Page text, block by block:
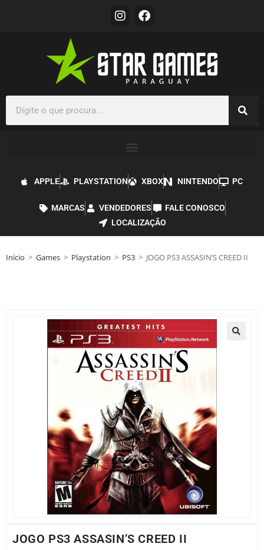
APPLE PLAYSTATION XBOX NINTENDO PC
MARCAS VENDEDORES
FALE CONOSCO
LOCALIZAÇÃO
Início > Games > Playstation > PS3 > JOGO PS3 ASSASIN’S CREED II
JOGO PS3 ASSASIN’S CREED II